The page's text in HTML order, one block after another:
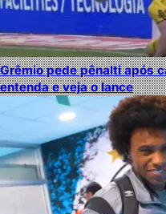
Grêmio pede pênalti após
entenda e veja o lance